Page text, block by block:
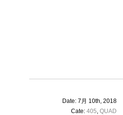
Date: 7月 10th, 2018
Cate: 405, QUAD